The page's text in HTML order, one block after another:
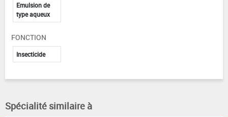
Emulsion de
type aqueux
FONCTION
Insecticide
Spécialité similaire à